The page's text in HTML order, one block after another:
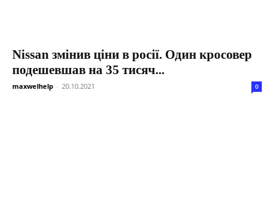
Nissan змінив ціни в росії. Один кросовер
подешевшав на 35 тисяч...
maxwelhelp - 20.10.2021 0